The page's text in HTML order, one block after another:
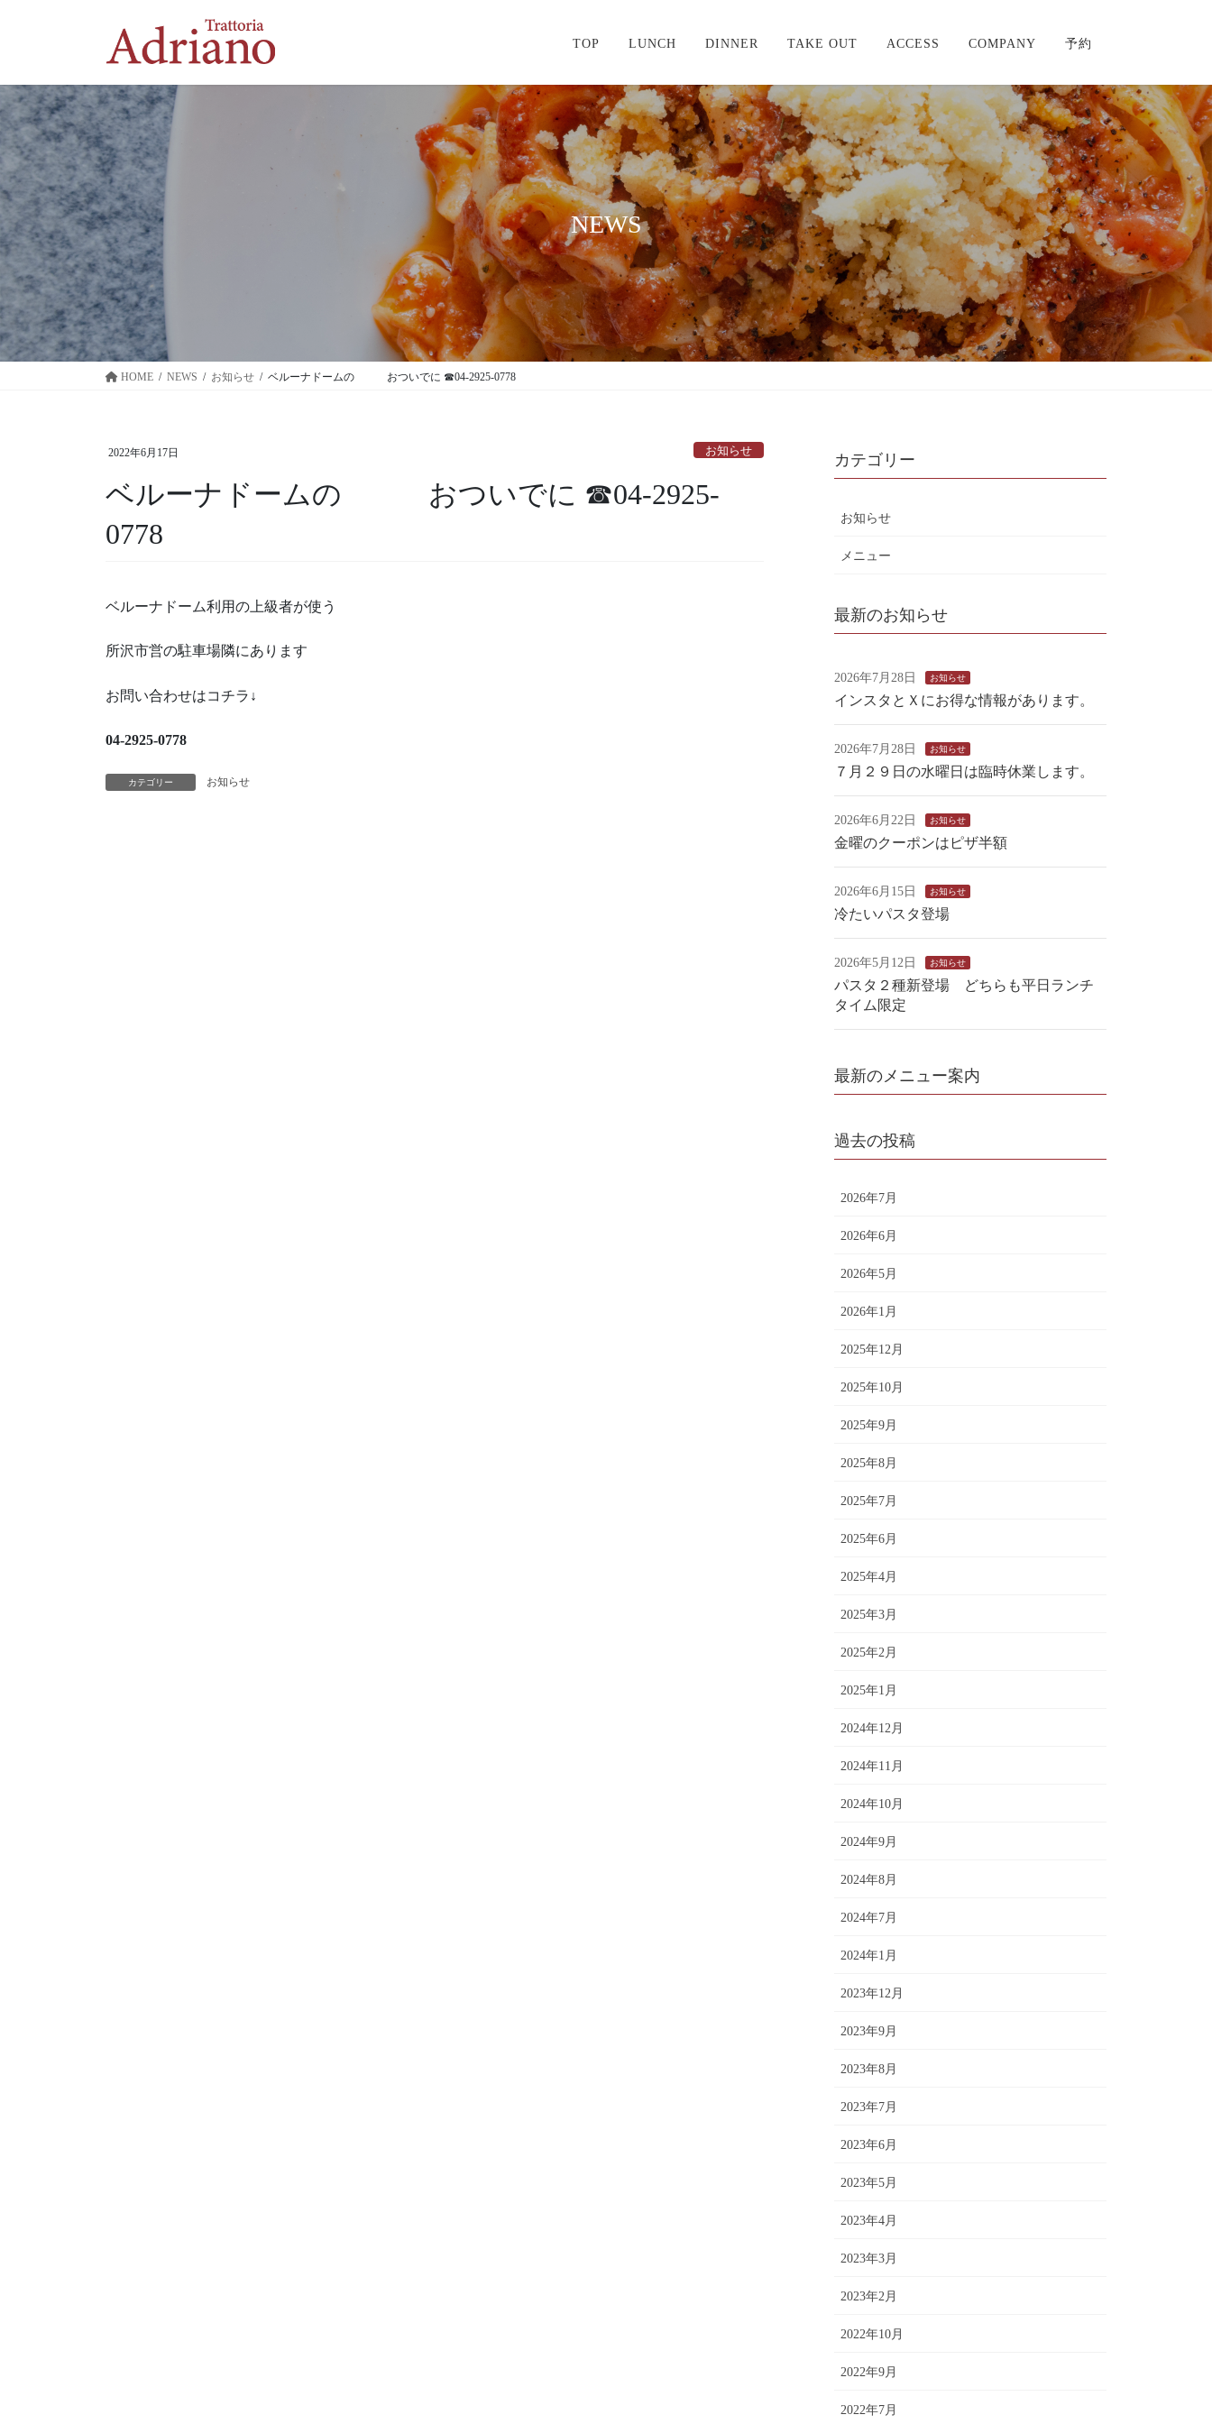
に
移
ョ
ン
移
動
TOP LUNCH DINNER TAKE OUT ACCESS COMPANY 予約
NEWS
HOME NEWS お知らせ ベルーナドームの おついでに ☎04-2925-0778
2022年6月17日 お知らせ
ベルーナドームの おついでに ☎04-2925-
0778
ベルーナドーム利用の上級者が使う
所沢市営の駐車場隣にあります
お問い合わせはコチラ↓
04-2925-0778
カテゴリー お知らせ
カテゴリー
お知らせ
メニュー
最新のお知らせ
2026年7月28日 お知らせ
インスタとＸにお得な情報があります。
2026年7月28日 お知らせ
７月２９日の水曜日は臨時休業します。
2026年6月22日 お知らせ
金曜のクーポンはピザ半額
2026年6月15日 お知らせ
冷たいパスタ登場
2026年5月12日 お知らせ
パスタ２種新登場 どちらも平日ランチ
タイム限定
最新のメニュー案内
過去の投稿
2026年7月
2026年6月
2026年5月
2026年1月
2025年12月
2025年10月
2025年9月
2025年8月
2025年7月
2025年6月
2025年4月
2025年3月
2025年2月
2025年1月
2024年12月
2024年11月
2024年10月
2024年9月
2024年8月
2024年7月
2024年1月
2023年12月
2023年9月
2023年8月
2023年7月
2023年6月
2023年5月
2023年4月
2023年3月
2023年2月
2022年10月
2022年9月
2022年7月